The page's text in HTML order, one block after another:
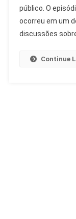
público. O
ocorreu em um
discussões
Continue